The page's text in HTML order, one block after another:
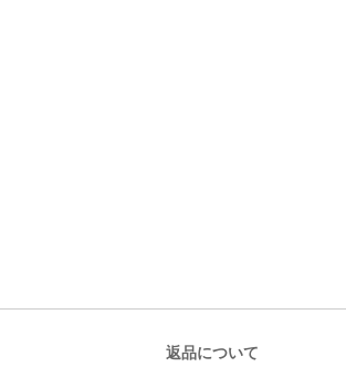
返品について